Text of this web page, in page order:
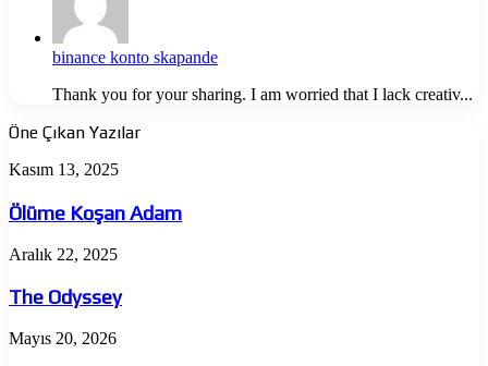
binance konto skapande
Thank you for your sharing. I am worried that I lack creativ...
Öne Çıkan Yazılar
Ölüme
Adam
Kasım 13, 2025
Ölüme Koşan Adam
The
Aralık 22, 2025
The Odyssey
Almina
Mayıs 20, 2026